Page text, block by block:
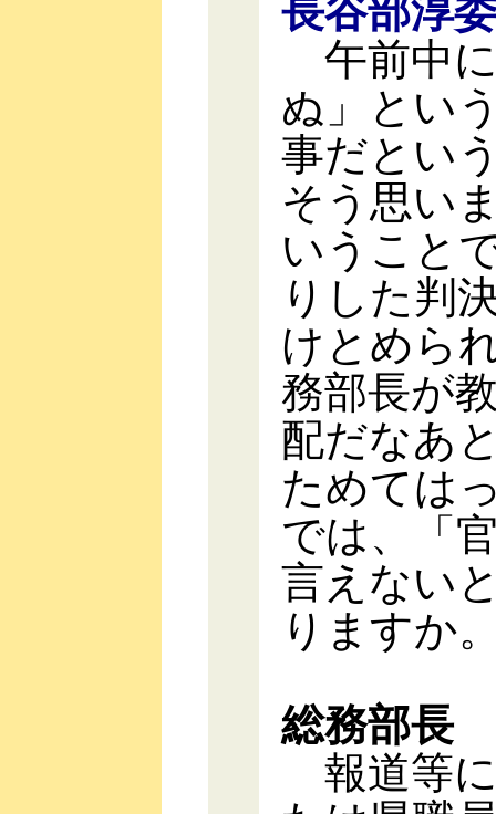
長谷部淳
午前中
ぬ」とい
事だとい
そう思い
いうこと
りした判
けとめら
務部長が
配だなあ
ためては
では、「
言えない
りますか
総務部長
報道等